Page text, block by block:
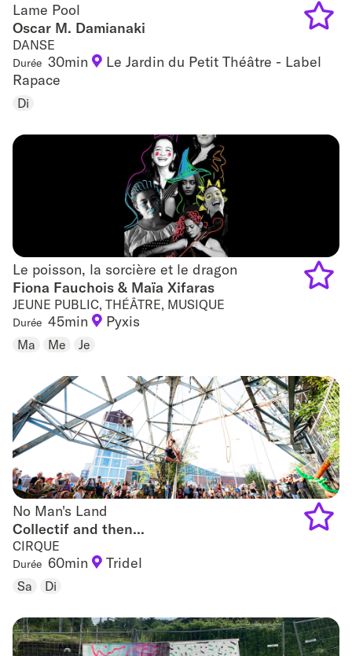
Lame Pool
Lame Pool
Oscar M. Damianaki
DANSE
Durée 30min
Le Jardin du Petit Théâtre - Label
Rapace
Di
Le poisson, la sorcière et le dragon
Le poisson, la sorcière et le dragon
Fiona Fauchois & Maïa Xifaras
JEUNE PUBLIC, THÉÂTRE, MUSIQUE
Durée 45min Pyxis
Ma Me Je
No Man's Land
No Man's Land
Collectif and then...
CIRQUE
Durée 60min Tridel
Sa Di